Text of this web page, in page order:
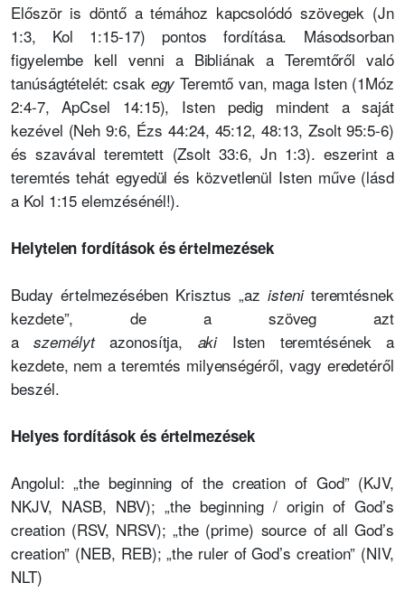
Először is döntő a témához kapcsolódó szövegek (Jn
1:3, Kol 1:15-17) pontos fordítása. Másodsorban
figyelembe kell venni a Bibliának a Teremtőről való
tanúságtételét: csak egy Teremtő van, maga Isten (1Móz
2:4-7, ApCsel 14:15), Isten pedig mindent a saját
kezével (Neh 9:6, Ézs 44:24, 45:12, 48:13, Zsolt 95:5-6)
és szavával teremtett (Zsolt 33:6, Jn 1:3). eszerint a
teremtés tehát egyedül és közvetlenül Isten műve (lásd
a Kol 1:15 elemzésénél!).
Helytelen fordítások és értelmezések
Buday értelmezésében Krisztus „az isteniteremtésnek
kezdete”, de a szöveg azt
aszemélytazonosítja, aki
Isten teremtésének a
kezdete, nem a teremtés milyenségéről, vagy eredetéről
beszél.
Helyes fordítások és értelmezések
Angolul: „the beginning of the creation of God” (KJV,
NKJV, NASB, NBV); „the beginning / origin of God’s
creation (RSV, NRSV); „the (prime) source of all God’s
creation” (NEB, REB); „the ruler of God’s creation” (NIV,
NLT)